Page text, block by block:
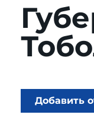
Добавить